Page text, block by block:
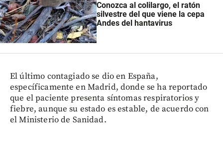
Conozca al colilargo, el ratón
silvestre del que viene la cepa
Andes del hantavirus
El último contagiado se dio en España,
específicamente en Madrid, donde se ha reportado
que el paciente presenta síntomas respiratorios y
fiebre, aunque su estado es estable, de acuerdo con
el Ministerio de Sanidad.